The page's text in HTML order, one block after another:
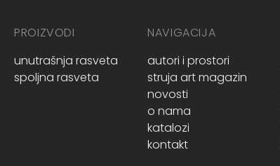
PROIZVODI
unutrašnja rasveta
spoljna rasveta
NAVIGACIJA
autori i prostori
struja art magazin
novosti
o nama
katalozi
kontakt